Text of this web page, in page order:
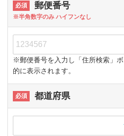
郵便番号
※半角数字のみ ハイフンなし
※郵便番号を入力し「住所検索」
的に表示されます。
都道府県